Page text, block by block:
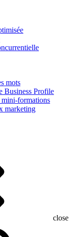
mots
Business Profile
mini-formations
marketing
close